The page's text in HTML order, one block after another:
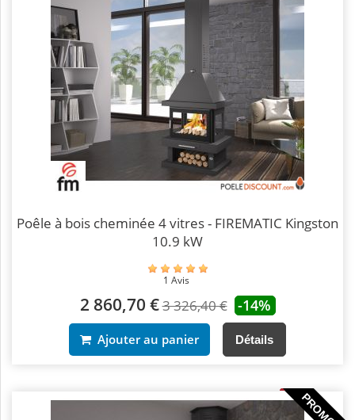
Poêle à bois cheminée 4 vitres - FIREMATIC Kingston
10.9 kW
1 Avis
2 860,70 €3 326,40 € -14%
Ajouter au panier Détails